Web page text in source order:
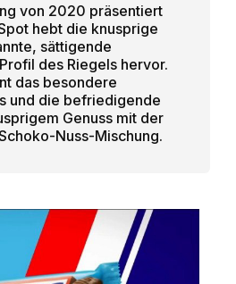
von 2020 präsentiert
hebt die knusprige
sättigende
des Riegels hervor.
das besondere
und die befriedigende
Genuss mit der
Nuss-Mischung.